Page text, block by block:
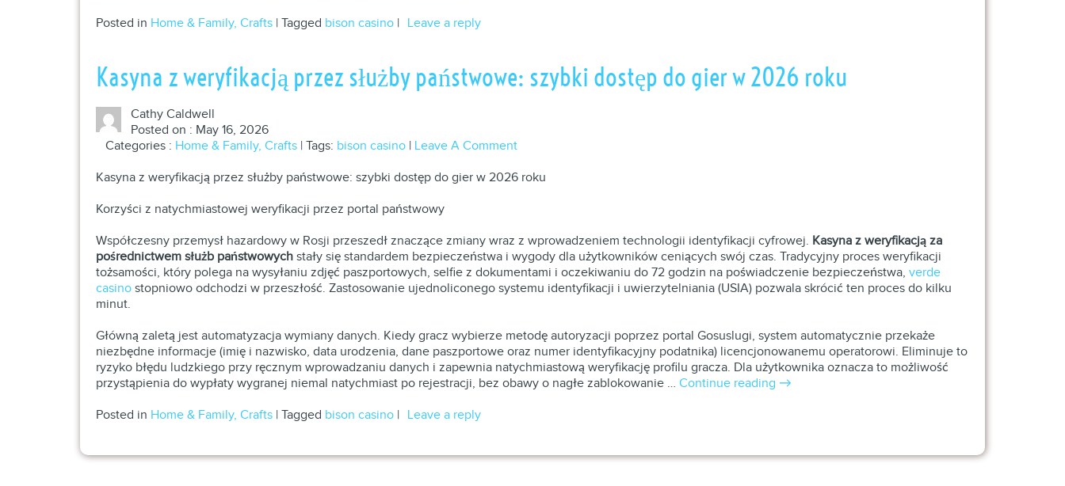
Posted in Home & Family, Crafts | Tagged bison casino | Leave a reply
Kasyna z weryfikacją przez służby państwowe: szybki dostęp do gier w 2026 roku
Cathy Caldwell
Posted on : May 16, 2026
Categories : Home & Family, Crafts| Tags: bison casino| Leave A Comment
Kasyna z weryfikacją przez służby państwowe: szybki dostęp do gier w 2026 roku
Korzyści z natychmiastowej weryfikacji przez portal państwowy
Współczesny przemysł hazardowy w Rosji przeszedł znaczące zmiany wraz z wprowadzeniem technologii identyfikacji cyfrowej. Kasyna z weryfikacją za
pośrednictwem służb państwowychstały się standardem bezpieczeństwa i wygody dla użytkowników ceniących swój czas. Tradycyjny proces weryfikacji
tożsamości, który polega na wysyłaniu zdjęć paszportowych, selfie z dokumentami i oczekiwaniu do 72 godzin na poświadczenie bezpieczeństwa, verde
casinostopniowo odchodzi w przeszłość. Zastosowanie ujednoliconego systemu identyfikacji i uwierzytelniania (USIA) pozwala skrócić ten proces do kilku
minut.
Główną zaletą jest automatyzacja wymiany danych. Kiedy gracz wybierze metodę autoryzacji poprzez portal Gosuslugi, system automatycznie przekaże
niezbędne informacje (imię i nazwisko, data urodzenia, dane paszportowe oraz numer identyfikacyjny podatnika) licencjonowanemu operatorowi. Eliminuje to
ryzyko błędu ludzkiego przy ręcznym wprowadzaniu danych i zapewnia natychmiastową weryfikację profilu gracza. Dla użytkownika oznacza to możliwość
przystąpienia do wypłaty wygranej niemal natychmiast po rejestracji, bez obawy o nagłe zablokowanie … Continue reading →
Posted in Home & Family, Crafts | Tagged bison casino | Leave a reply